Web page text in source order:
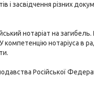
і засвідчення різних
нотаріат на загибель.
компетенцію нотаріуса в
Російської